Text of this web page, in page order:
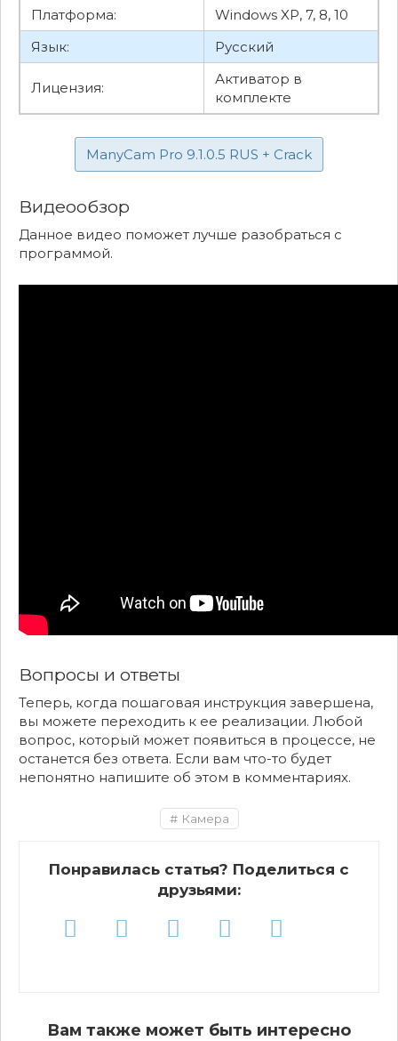
Платформа:
Windows XP, 7, 8, 10
Язык:
Русский
Лицензия:
Активатор в
комплекте
ManyCam Pro 9.1.0.5 RUS + Crack
Видеообзор
Данное видео поможет лучше разобраться с
программой.
Вопросы и ответы
Теперь, когда пошаговая инструкция завершена,
вы можете переходить к ее реализации. Любой
вопрос, который может появиться в процессе, не
останется без ответа. Если вам что-то будет
непонятно напишите об этом в комментариях.
Камера
Понравилась статья? Поделиться с
друзьями:
Вам также может быть интересно